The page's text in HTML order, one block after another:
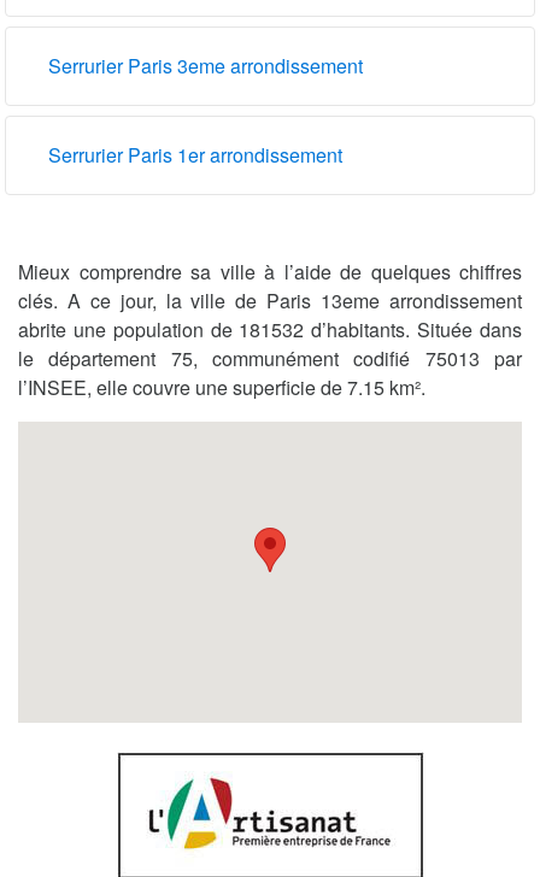
Serrurier Paris 3eme arrondissement
Serrurier Paris 1er arrondissement
Mieux comprendre sa ville à l’aide de quelques chiffres
clés. A ce jour, la ville de Paris 13eme arrondissement
abrite une population de 181532 d’habitants. Située dans
le département 75, communément codifié 75013 par
l’INSEE, elle couvre une superficie de 7.15 km².